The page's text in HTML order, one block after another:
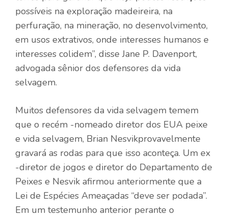
possíveis na exploração madeireira, na
perfuração, na mineração, no desenvolvimento,
em usos extrativos, onde interesses humanos e
interesses colidem”, disse Jane P. Davenport,
advogada sênior dos defensores da vida
selvagem.
Muitos defensores da vida selvagem temem
que o recém -nomeado diretor dos EUA peixe
e vida selvagem, Brian Nesvikprovavelmente
gravará as rodas para que isso aconteça. Um ex
-diretor de jogos e diretor do Departamento de
Peixes e Nesvik afirmou anteriormente que a
Lei de Espécies Ameaçadas “deve ser podada”.
Em um testemunho anterior perante o